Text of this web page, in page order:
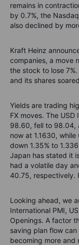
remains in
by 0.7%, the
also declined by
Kraft Heinz
companies, a move
the stock to lose
and its shares
Yields are trading
FX moves. The
98.60, fell to 98.04,
now at 1.1630,
down 1.35% to
Japan has stated it
had a volatile day
40.75, respectively.
Looking ahead, we
International PMI,
Openings. A factor
saving plan flow
becoming more and